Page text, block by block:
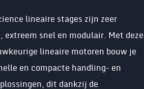
lineaire stages zijn zeer
extreem snel en modulair. Met deze
lineaire motoren bouw je
en compacte handling- en
dit dankzij de